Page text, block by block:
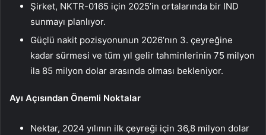
Şirket, NKTR-0165 için 2025’in ortalarında bir IND
sunmayı planlıyor.
Güçlü nakit pozisyonunun 2026’nın 3. çeyreğine
kadar sürmesi ve tüm yıl gelir tahminlerinin 75 milyon
ila 85 milyon dolar arasında olması bekleniyor.
Ayı Açısından Önemli Noktalar
Nektar, 2024 yılının ilk çeyreği için 36,8 milyon dolar